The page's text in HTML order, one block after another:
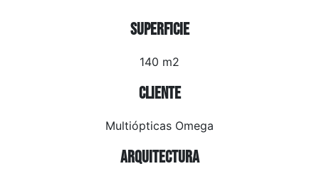
Superficie
140 m2
Cliente
Multiópticas Omega
Arquitectura